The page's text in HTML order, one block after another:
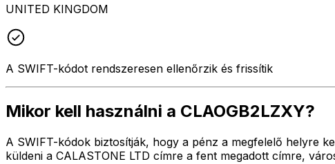
UNITED KINGDOM
A SWIFT-kódot rendszeresen ellenőrzik és frissítik
Mikor kell használni a CLAOGB2LZXY?
A SWIFT-kódok biztosítják, hogy a pénz a megfelelő helyre
küldeni a CALASTONE LTD címre a fent megadott címre,